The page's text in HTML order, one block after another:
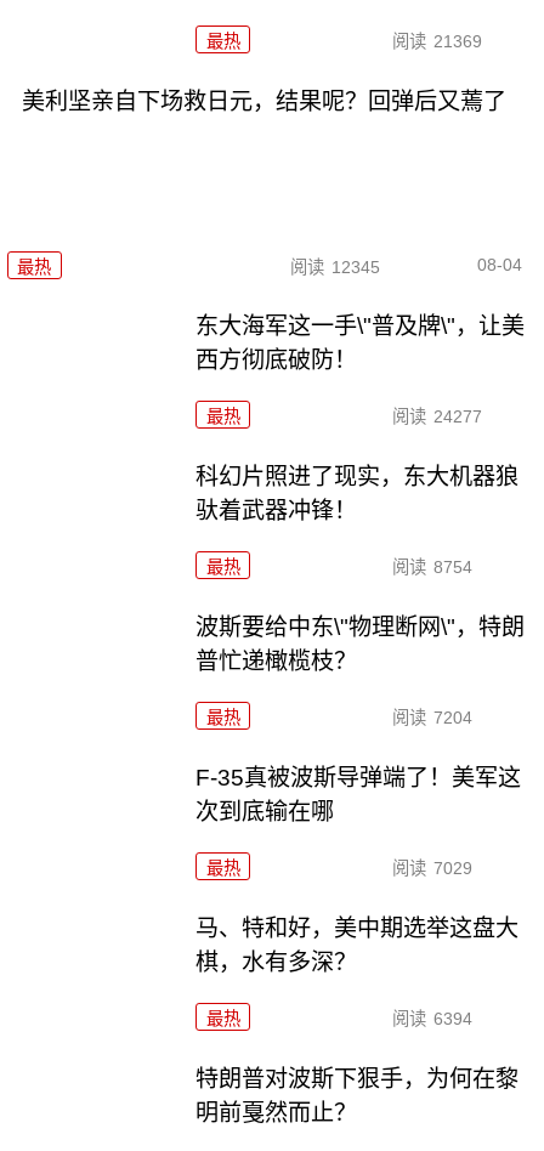
最热 阅读 21369
美利坚亲自下场救日元，结果呢？回弹后又蔫了
最热 阅读 12345 08-04
东大海军这一手\"普及牌\"，让美
西方彻底破防！
最热 阅读 24277
科幻片照进了现实，东大机器狼
驮着武器冲锋！
最热 阅读 8754
波斯要给中东\"物理断网\"，特朗
普忙递橄榄枝？
最热 阅读 7204
F-35真被波斯导弹端了！美军这
次到底输在哪
最热 阅读 7029
马、特和好，美中期选举这盘大
棋，水有多深？
最热 阅读 6394
特朗普对波斯下狠手，为何在黎
明前戛然而止？